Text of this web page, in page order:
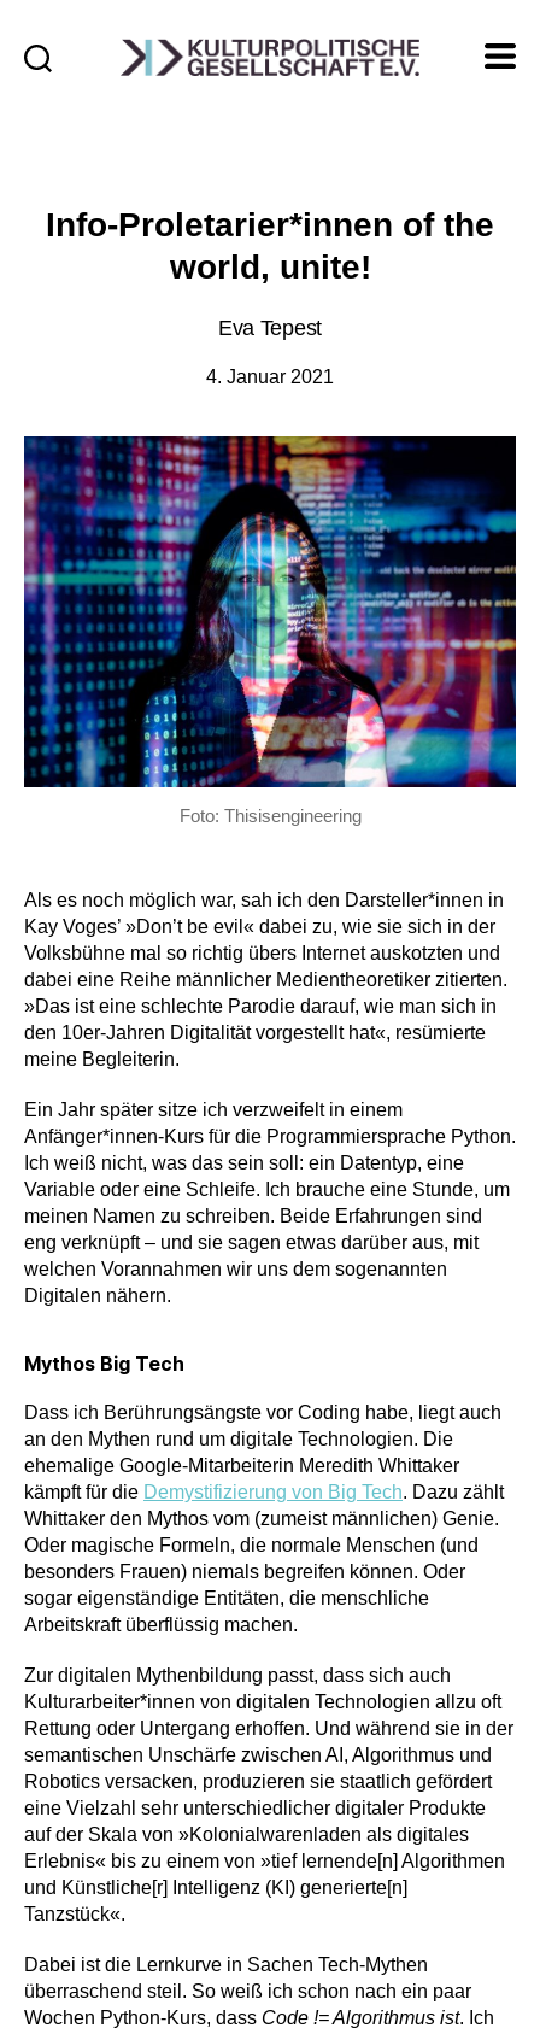
Info-Proletarier*innen of the
world, unite!
Eva Tepest
4. Januar 2021
Foto: Thisisengineering
Als es noch möglich war, sah ich den Darsteller*innen in
Kay Voges’ »Don’t be evil« dabei zu, wie sie sich in der
Volksbühne mal so richtig übers Internet auskotzten und
dabei eine Reihe männlicher Medientheoretiker zitierten.
»Das ist eine schlechte Parodie darauf, wie man sich in
den 10er-Jahren Digitalität vorgestellt hat«, resümierte
meine Begleiterin.
Ein Jahr später sitze ich verzweifelt in einem
Anfänger*innen-Kurs für die Programmiersprache Python.
Ich weiß nicht, was das sein soll: ein Datentyp, eine
Variable oder eine Schleife. Ich brauche eine Stunde, um
meinen Namen zu schreiben. Beide Erfahrungen sind
eng verknüpft – und sie sagen etwas darüber aus, mit
welchen Vorannahmen wir uns dem sogenannten
Digitalen nähern.
Mythos Big Tech
Dass ich Berührungsängste vor Coding habe, liegt auch
an den Mythen rund um digitale Technologien. Die
ehemalige Google-Mitarbeiterin Meredith Whittaker
kämpft für die Demystifizierung von Big Tech. Dazu zählt
Whittaker den Mythos vom (zumeist männlichen) Genie.
Oder magische Formeln, die normale Menschen (und
besonders Frauen) niemals begreifen können. Oder
sogar eigenständige Entitäten, die menschliche
Arbeitskraft überflüssig machen.
Zur digitalen Mythenbildung passt, dass sich auch
Kulturarbeiter*innen von digitalen Technologien allzu oft
Rettung oder Untergang erhoffen. Und während sie in der
semantischen Unschärfe zwischen AI, Algorithmus und
Robotics versacken, produzieren sie staatlich gefördert
eine Vielzahl sehr unterschiedlicher digitaler Produkte
auf der Skala von »Kolonialwarenladen als digitales
Erlebnis« bis zu einem von »tief lernende[n] Algorithmen
und Künstliche[r] Intelligenz (KI) generierte[n]
Tanzstück«.
Dabei ist die Lernkurve in Sachen Tech-Mythen
überraschend steil. So weiß ich schon nach ein paar
Wochen Python-Kurs, dass Code != Algorithmus ist. Ich